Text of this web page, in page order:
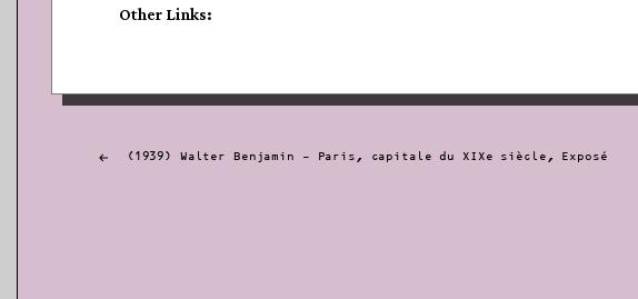
Other Links:
(1939) Walter Benjamin – Paris, capitale du XIXe siècle, Exposé